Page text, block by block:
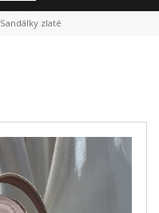
Sandálky zlaté